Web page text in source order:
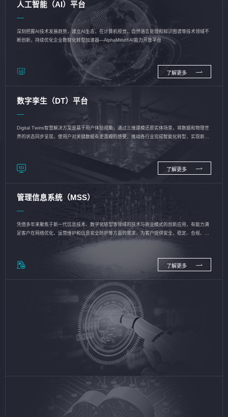
人工智能（AI）平台
深刻把握AI技术发展趋势，建立AI生态，在计算机视觉、自然语言处理和知识图谱等技术领域不
断创新，持续优化企业数智化转型加速器—AlphaMind®AI能力开放平台
了解更多
数字孪生（DT）平台
Digital Twins智慧解决方案是基于用户体验视角，通过三维建模还原实体场景，将数据和物理世
界的状态同步呈现，使用户对关键数据有更直观的感受，推动各行业完成智能化转型，实现新旧
了解更多
管理信息系统（MSS）
凭借多年来聚焦于新一代信息技术、数字化转型等领域的技术与商业模式的创新应用，有能力满
足客户在网络优化、运营维护和信息安全防护等方面的需求，为客户提供安全、稳定、合规、持
了解更多